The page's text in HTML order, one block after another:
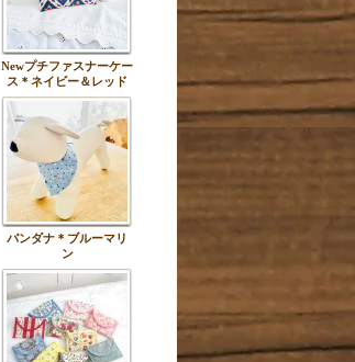
Newプチファスナーケー
ス＊ネイビー＆レッド
バンダナ＊ブルーマリ
ン